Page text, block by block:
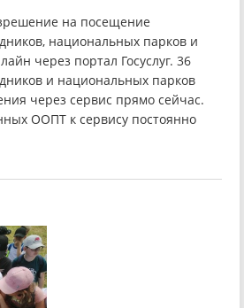
на посещение
национальных парков и
через портал Госуслуг. 36
и национальных парков
через сервис прямо сейчас.
ООПТ к сервису постоянно